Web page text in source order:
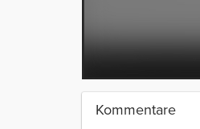
Kommentare